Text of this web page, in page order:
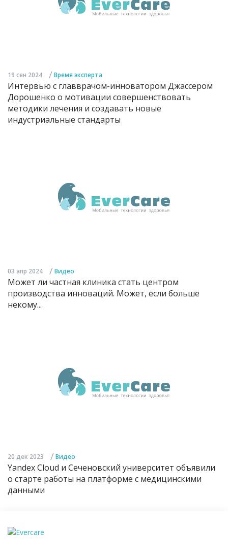
19 сен 2024 / Время эксперта
Интервью с главврачом-инноватором Джассером
Дорошенко о мотивации совершенствовать
методики лечения и создавать новые
индустриальные стандарты
03 апр 2024 / Видео
Может ли частная клиника стать центром
производства инноваций. Может, если больше
некому...
20 дек 2023 / Видео
Yandex Cloud и Сеченовский университет объявили
о старте работы на платформе с медицинскими
данными